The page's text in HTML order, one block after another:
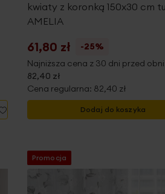
do
kwiaty z koronką 150x30 cm
AMELIA
61,80 zł
-25%
Najniższa cena z 30 dni przed
82,40 zł
Cena regularna: 82,40 zł
Dodaj do koszyka
Promocja